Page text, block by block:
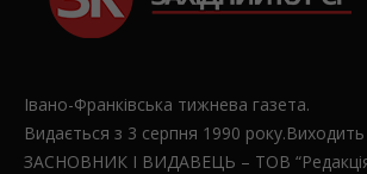
Івано-Франківська тижнева газета.
Видається з 3 серпня 1990
ЗАСНОВНИК І ВИДАВЕЦЬ – ТОВ